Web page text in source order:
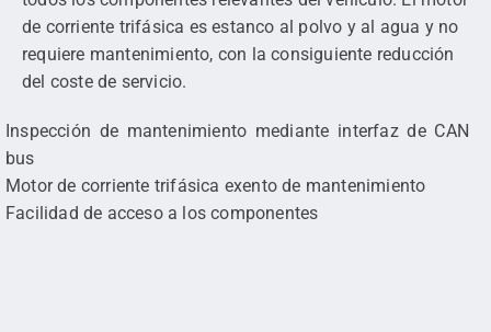
de corriente trifásica es estanco al polvo y al agua y no
requiere mantenimiento, con la consiguiente reducción
del coste de servicio.
Inspección de mantenimiento mediante interfaz de CAN
bus
Motor de corriente trifásica exento de mantenimiento
Facilidad de acceso a los componentes